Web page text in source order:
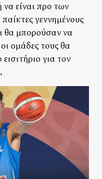
είναι προ των
γεννημένους
θα μπορούσαν να
ομάδες τους θα
για τον